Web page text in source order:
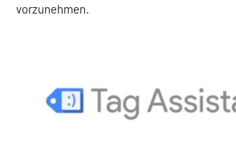
vorzunehmen.